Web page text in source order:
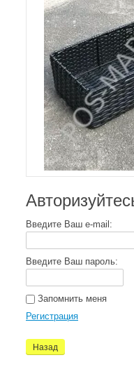
Введите Ваш e-mail:
Введите Ваш пароль:
Запомнить меня
Регистрация
Назад